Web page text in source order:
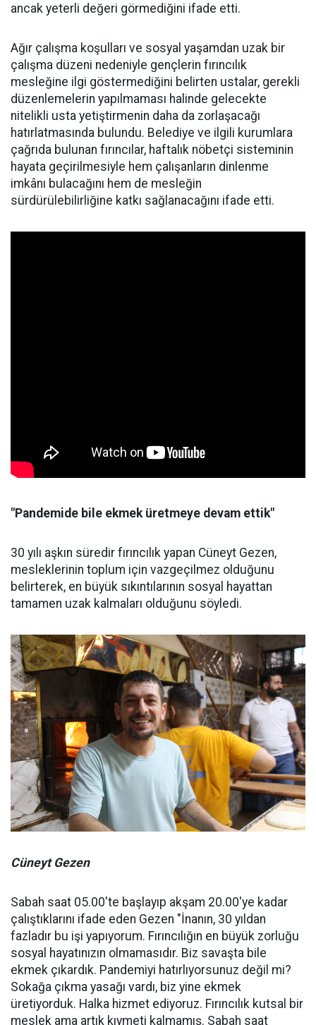
ancak yeterli değeri görmediğini ifade etti.
Ağır çalışma koşulları ve sosyal yaşamdan uzak bir
çalışma düzeni nedeniyle gençlerin fırıncılık
mesleğine ilgi göstermediğini belirten ustalar, gerekli
düzenlemelerin yapılmaması halinde gelecekte
nitelikli usta yetiştirmenin daha da zorlaşacağı
hatırlatmasında bulundu. Belediye ve ilgili kurumlara
çağrıda bulunan fırıncılar, haftalık nöbetçi sisteminin
hayata geçirilmesiyle hem çalışanların dinlenme
imkânı bulacağını hem de mesleğin
sürdürülebilirliğine katkı sağlanacağını ifade etti.
"Pandemide bile ekmek üretmeye devam ettik"
30 yılı aşkın süredir fırıncılık yapan Cüneyt Gezen,
mesleklerinin toplum için vazgeçilmez olduğunu
belirterek, en büyük sıkıntılarının sosyal hayattan
tamamen uzak kalmaları olduğunu söyledi.
Cüneyt Gezen
Sabah saat 05.00'te başlayıp akşam 20.00'ye kadar
çalıştıklarını ifade eden Gezen "İnanın, 30 yıldan
fazladır bu işi yapıyorum. Fırıncılığın en büyük zorluğu
sosyal hayatınızın olmamasıdır. Biz savaşta bile
ekmek çıkardık. Pandemiyi hatırlıyorsunuz değil mi?
Sokağa çıkma yasağı vardı, biz yine ekmek
üretiyorduk. Halka hizmet ediyoruz. Fırıncılık kutsal bir
meslek ama artık kıymeti kalmamış. Sabah saat